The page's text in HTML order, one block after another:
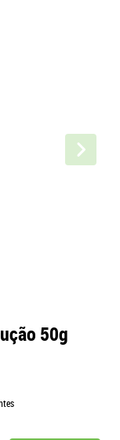
50g